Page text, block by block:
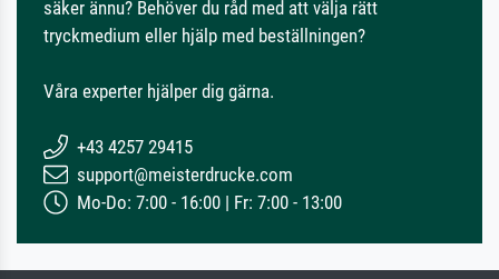
säker ännu? Behöver du råd med att välja rätt
tryckmedium eller hjälp med beställningen?
Våra experter hjälper dig gärna.
+43 4257 29415
support@meisterdrucke.com
Mo-Do: 7:00 - 16:00 | Fr: 7:00 - 13:00